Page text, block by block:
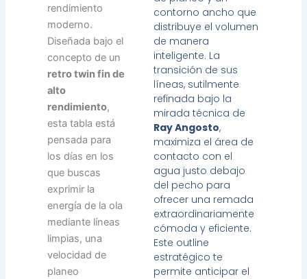
contorno ancho que
distribuye el volumen
de manera
inteligente. La
transición de sus
líneas, sutilmente
refinada bajo la
mirada técnica de
Ray Angosto,
maximiza el área de
contacto con el
agua justo debajo
del pecho para
ofrecer una remada
extraordinariamente
cómoda y eficiente.
Este outline
estratégico te
permite anticipar el
rendimiento
moderno.
Diseñada bajo el
concepto de un
retro twin fin de
alto
rendimiento,
esta tabla está
pensada para
los días en los
que buscas
exprimir la
energía de la ola
mediante líneas
limpias, una
velocidad de
planeo